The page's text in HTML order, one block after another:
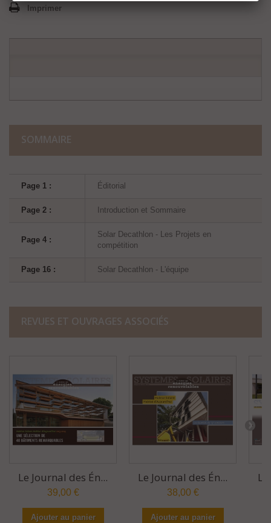
Imprimer
SOMMAIRE
Page 1 : Éditorial
Page 2 : Introduction et Sommaire
Page 4 :
Solar Decathlon - Les Projets en
compétition
Page 16 : Solar Decathlon - L'équipe
REVUES ET OUVRAGES ASSOCIÉS
Le Journal des Én...
39,00 €
Ajouter au panier
Le Journal des Én...
38,00 €
Ajouter au panier